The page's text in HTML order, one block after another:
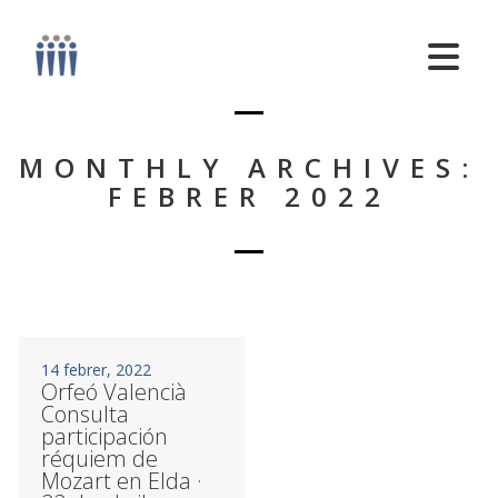
MONTHLY ARCHIVES:
FEBRER 2022
14 febrer, 2022
Orfeó Valencià
Consulta
participación
réquiem de
Mozart en Elda ·